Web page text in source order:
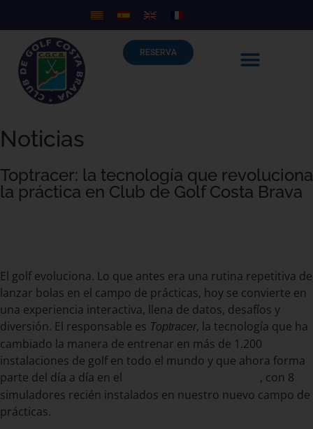
RESERVA
Noticias
Toptracer: la tecnología que revoluciona
la práctica en Club de Golf Costa Brava
El golf evoluciona. Lo que antes era una rutina repetitiva de
lanzar bolas en el campo de prácticas, hoy se convierte en
una experiencia interactiva, llena de datos, desafíos y
diversión. El responsable es Toptracer, la tecnología que ha
cambiado la manera de entrenar en más de 1.200
instalaciones de golf en todo el mundo y que ahora forma
parte del día a día en el
, con 8
simuladores recién instalados en nuestro nuevo campo de
prácticas.